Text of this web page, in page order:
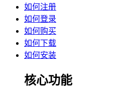
如何注册
如何登录
如何购买
如何下载
如何安装
核心功能